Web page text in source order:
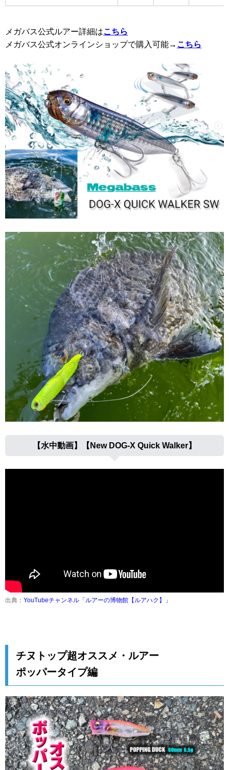
メガバス公式ルアー詳細はこちら
メガバス公式オンラインショップで購入可能→ こちら
【水中動画】【New DOG-X Quick Walker】
出典： YouTubeチャンネル「ルアーの博物館【ルアハク】」
チヌトップ超オススメ・ルアー
ポッパータイプ編